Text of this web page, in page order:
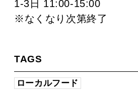
1-3日 11:00-15:00
※なくなり次第終了
TAGS
ローカルフード